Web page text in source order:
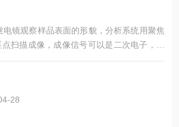
扫描成像，成像信号可以是二次电子，背
电子枪发射出的电流激发到样品表面产生
现对样品表面的形貌的观察。
28